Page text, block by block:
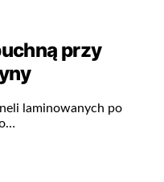
przy
laminowanych po